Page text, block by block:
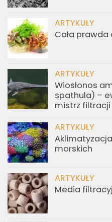
ARTYKUŁY
Cała
ARTYKUŁY
Wiosłonos
spathula) –
mistrz
ARTYKUŁY
morskich
ARTYKUŁY
Media